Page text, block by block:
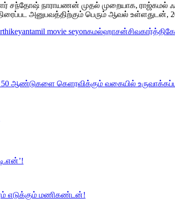
சந்தோஷ் நாராயணன் முதல் முறையாக,
அனுபவத்திற்கும் பெரும் ஆவல் உள்ளதுடன்,
tamil movie seyonகமல்ஹாசன்
ஆண்டுகளை கெளரவிக்கும் வகையில்
எடுக்கும் மணிகண்டன்!